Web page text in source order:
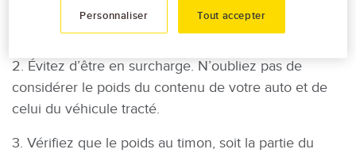
figurent dans le manuel du fabricant de votre
véhicule.
2. Évitez d’être en surcharge. N’oubliez pas de
considérer le poids du contenu de votre auto et de
celui du véhicule tracté.
3. Vérifiez que le poids au timon, soit la partie du
Personnaliser Tout accepter